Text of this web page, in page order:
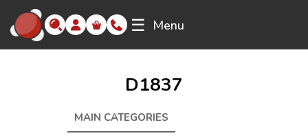
☰ Menu
D1837
MAIN CATEGORIES